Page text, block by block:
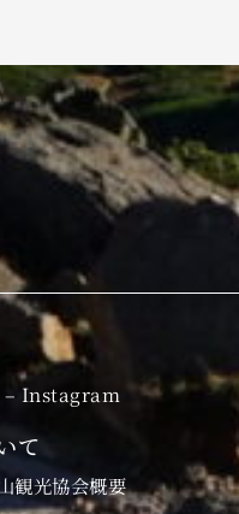
– Instagram
て
観光協会概要